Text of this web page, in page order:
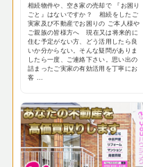
相続物件や、空き家の売却で 『お困り
ごと』はないですか？ 相続をしたご
実家及び不動産でお困りの ご本人様や
ご親族の皆様方へ 現在又は将来的に
住む予定がない方、どう活用したら良
いか分からない。そんな疑問がありま
したら一度、ご連絡下さい。思い出の
詰まったご実家の有効活用を丁寧にお
客 ...